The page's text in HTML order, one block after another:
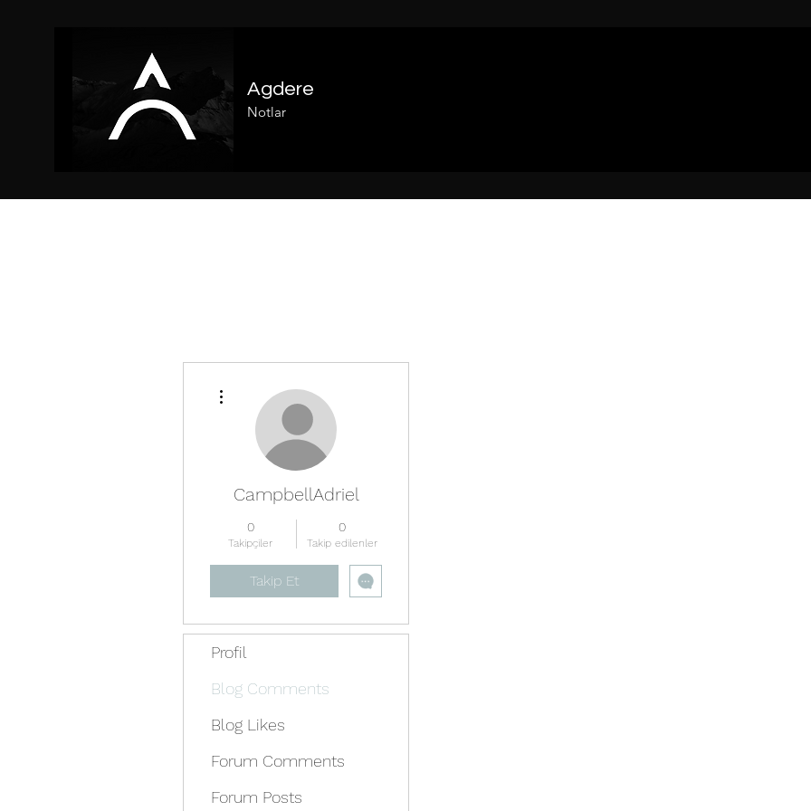
Agdere
Notlar
CampbellAdriel
0
Takipçiler
0
Takip edilenler
Takip Et
Profil
Blog Comments
Blog Likes
Forum Comments
Forum Posts